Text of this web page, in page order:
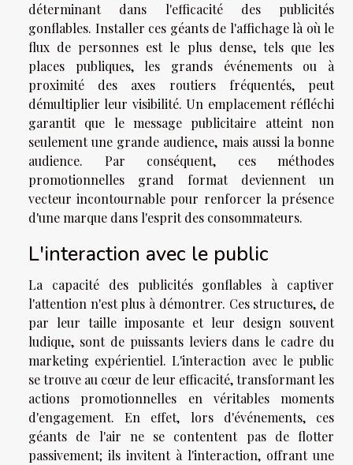
déterminant dans l'efficacité des publicités
gonflables. Installer ces géants de l'affichage là où le
flux de personnes est le plus dense, tels que les
places publiques, les grands événements ou à
proximité des axes routiers fréquentés, peut
démultiplier leur visibilité. Un emplacement réfléchi
garantit que le message publicitaire atteint non
seulement une grande audience, mais aussi la bonne
audience. Par conséquent, ces méthodes
promotionnelles grand format deviennent un
vecteur incontournable pour renforcer la présence
d'une marque dans l'esprit des consommateurs.
L'interaction avec le public
La capacité des publicités gonflables à captiver
l'attention n'est plus à démontrer. Ces structures, de
par leur taille imposante et leur design souvent
ludique, sont de puissants leviers dans le cadre du
marketing expérientiel. L'interaction avec le public
se trouve au cœur de leur efficacité, transformant les
actions promotionnelles en véritables moments
d'engagement. En effet, lors d'événements, ces
géants de l'air ne se contentent pas de flotter
passivement; ils invitent à l'interaction, offrant une